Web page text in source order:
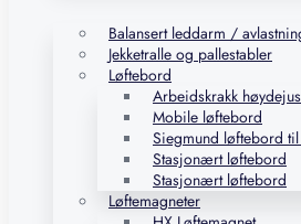
Balansert leddarm /
Jekketralle og pallestabler
Løftebord
Arbeidskrakk
Mobile løftebord
Siegmund løftebord
Stasjonært løftebord
Stasjonært løftebord
Løftemagneter